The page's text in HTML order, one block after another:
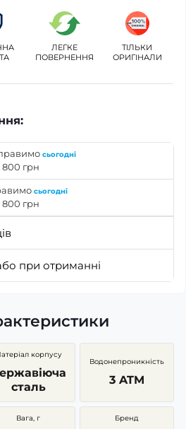
ЛЕГКЕ
ПОВЕРНЕННЯ
ТІЛЬКИ
ОРИГІНАЛИ
сьогодні
800 грн
сьогодні
800 грн
при отриманні
корпусу
сталь
Водонепроникність
3 ATM
Вага, г Бренд